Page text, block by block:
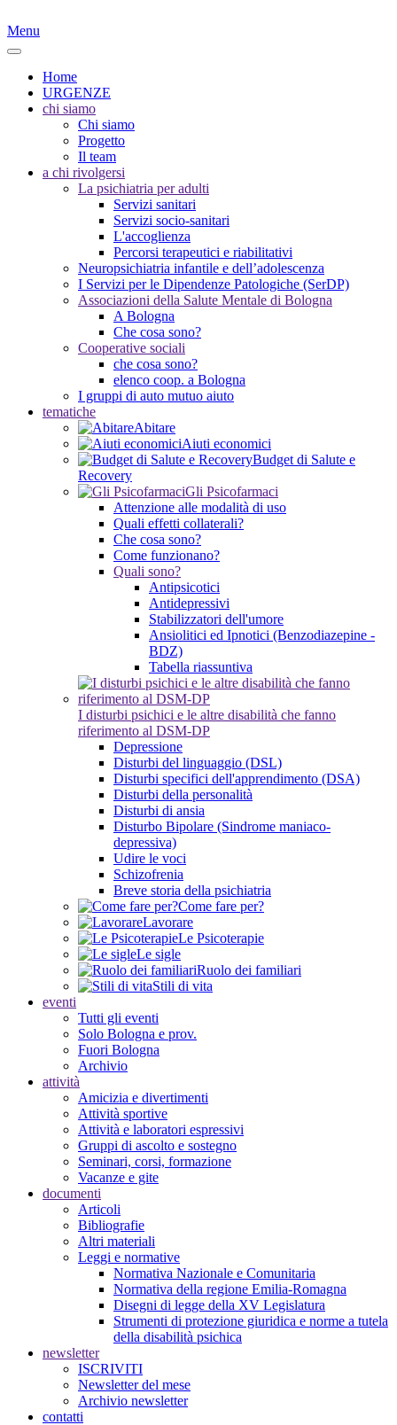
Menu
Home
URGENZE
chi siamo
Chi siamo
Progetto
Il team
a chi rivolgersi
La psichiatria per adulti
Servizi sanitari
Servizi socio-sanitari
L'accoglienza
Percorsi terapeutici e riabilitativi
Neuropsichiatria infantile e dell’adolescenza
I Servizi per le Dipendenze Patologiche (SerDP)
Associazioni della Salute Mentale di Bologna
A Bologna
Che cosa sono?
Cooperative sociali
che cosa sono?
elenco coop. a Bologna
I gruppi di auto mutuo aiuto
tematiche
Abitare
Aiuti economici
Budget di Salute e
Recovery
Gli Psicofarmaci
Attenzione alle modalità di uso
Quali effetti collaterali?
Che cosa sono?
Come funzionano?
Quali sono?
Antipsicotici
Antidepressivi
Stabilizzatori dell'umore
Ansiolitici ed Ipnotici (Benzodiazepine -
BDZ)
Tabella riassuntiva
I disturbi psichici e le altre disabilità che fanno
riferimento al DSM-DP
Depressione
Disturbi del linguaggio (DSL)
Disturbi specifici dell'apprendimento (DSA)
Disturbi della personalità
Disturbi di ansia
Disturbo Bipolare (Sindrome maniaco-
depressiva)
Udire le voci
Schizofrenia
Breve storia della psichiatria
Come fare per?
Lavorare
Le Psicoterapie
Le sigle
Ruolo dei familiari
Stili di vita
eventi
Tutti gli eventi
Solo Bologna e prov.
Fuori Bologna
Archivio
attività
Amicizia e divertimenti
Attività sportive
Attività e laboratori espressivi
Gruppi di ascolto e sostegno
Seminari, corsi, formazione
Vacanze e gite
documenti
Articoli
Bibliografie
Altri materiali
Leggi e normative
Normativa Nazionale e Comunitaria
Normativa della regione Emilia-Romagna
Disegni di legge della XV Legislatura
Strumenti di protezione giuridica e norme a tutela
della disabilità psichica
newsletter
ISCRIVITI
Newsletter del mese
Archivio newsletter
contatti